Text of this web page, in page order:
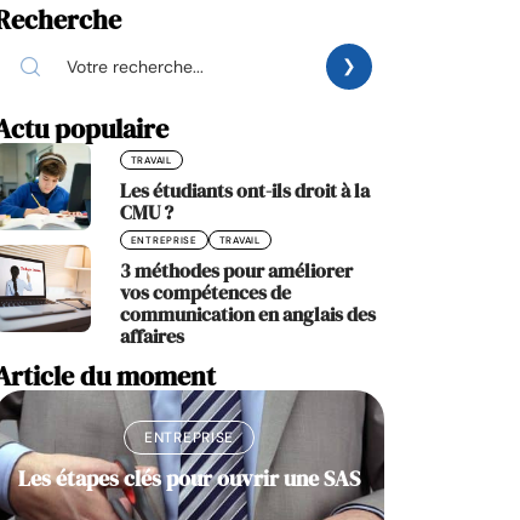
populaire
TRAVAIL
Les étudiants ont-ils droit à la
CMU ?
ENTREPRISE TRAVAIL
3 méthodes pour améliorer
vos compétences de
communication en anglais des
affaires
du moment
ENTREPRISE
Les étapes clés pour ouvrir une SAS